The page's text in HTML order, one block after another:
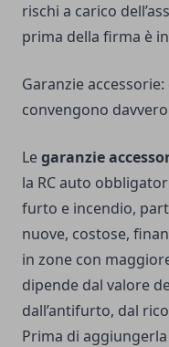
rischi a carico
prima della firma è
Garanzie
convengono davvero
Legaranzie
la RC auto
furto e incendio,
nuove, costose,
in zone con
dipende dal valore
dall’antifurto, dal
Prima di